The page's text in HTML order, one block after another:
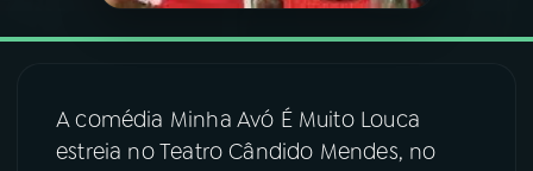
FESTIVAL DE MÚSICA
YouTube Facebook
A comédia Minha Avó É Muito Louca
estreia no Teatro Cândido Mendes, no